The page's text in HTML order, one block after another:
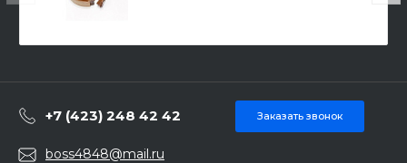
+7 (423) 248 42 42 Заказать звонок
boss4848@mail.ru